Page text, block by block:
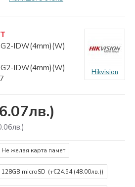
IDW(4mm)(W)
IDW(4mm)(W)
Hikvision
Не желая карта памет
128GB microSD (+€24.54(48.00лв.))